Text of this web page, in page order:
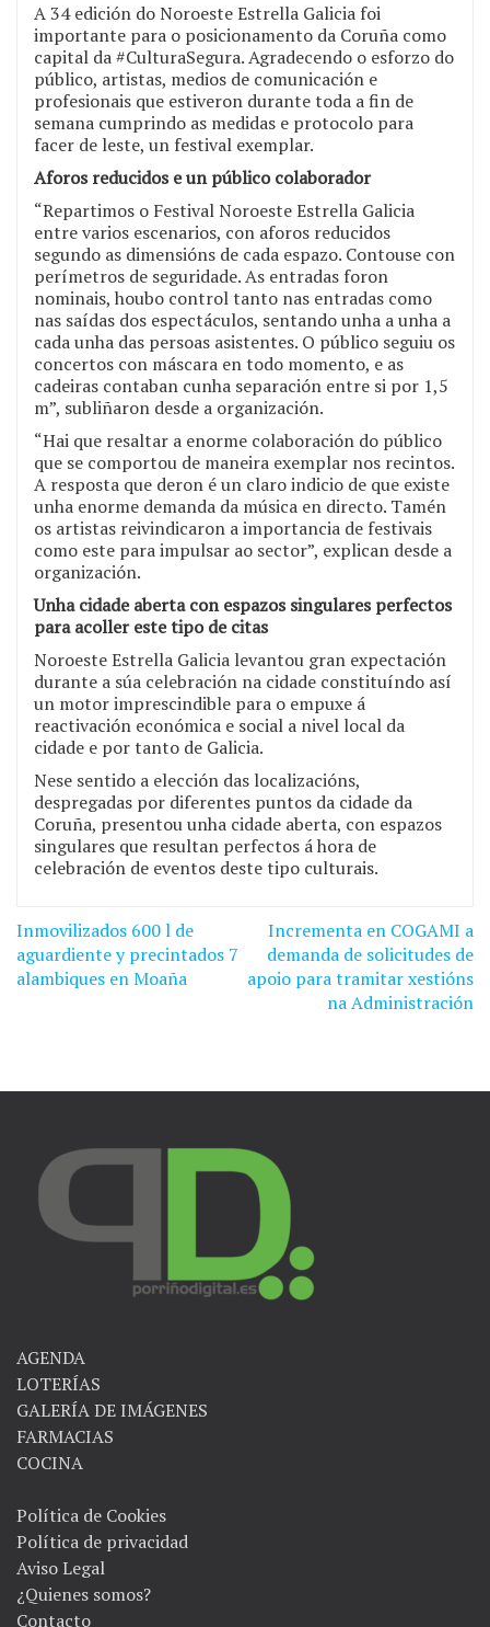
A 34 edición do Noroeste Estrella Galicia foi
importante para o posicionamento da Coruña como
capital da #CulturaSegura. Agradecendo o esforzo do
público, artistas, medios de comunicación e
profesionais que estiveron durante toda a fin de
semana cumprindo as medidas e protocolo para
facer de leste, un festival exemplar.
Aforos reducidos e un público colaborador
“Repartimos o Festival Noroeste Estrella Galicia
entre varios escenarios, con aforos reducidos
segundo as dimensións de cada espazo. Contouse con
perímetros de seguridade. As entradas foron
nominais, houbo control tanto nas entradas como
nas saídas dos espectáculos, sentando unha a unha a
cada unha das persoas asistentes. O público seguiu os
concertos con máscara en todo momento, e as
cadeiras contaban cunha separación entre si por 1,5
m”, subliñaron desde a organización.
“Hai que resaltar a enorme colaboración do público
que se comportou de maneira exemplar nos recintos.
A resposta que deron é un claro indicio de que existe
unha enorme demanda da música en directo. Tamén
os artistas reivindicaron a importancia de festivais
como este para impulsar ao sector”, explican desde a
organización.
Unha cidade aberta con espazos singulares perfectos
para acoller este tipo de citas
Noroeste Estrella Galicia levantou gran expectación
durante a súa celebración na cidade constituíndo así
un motor imprescindible para o empuxe á
reactivación económica e social a nivel local da
cidade e por tanto de Galicia.
Nese sentido a elección das localizacións,
despregadas por diferentes puntos da cidade da
Coruña, presentou unha cidade aberta, con espazos
singulares que resultan perfectos á hora de
celebración de eventos deste tipo culturais.
Navegación
de
Inmovilizados 600 l de
aguardiente y precintados 7
alambiques en Moaña
Incrementa en COGAMI a
demanda de solicitudes de
apoio para tramitar xestións
na Administración
AGENDA
LOTERÍAS
GALERÍA DE IMÁGENES
FARMACIAS
COCINA
Política de Cookies
Política de privacidad
Aviso Legal
¿Quienes somos?
Contacto